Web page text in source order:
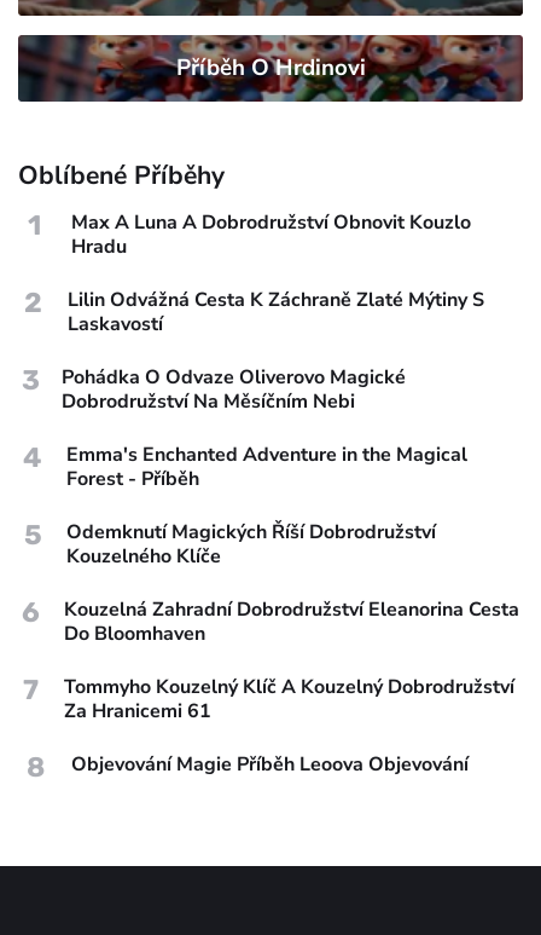
Příběh O Hrdinovi
Oblíbené Příběhy
1
Max A Luna A Dobrodružství Obnovit Kouzlo
Hradu
2
Lilin Odvážná Cesta K Záchraně Zlaté Mýtiny S
Laskavostí
3
Pohádka O Odvaze Oliverovo Magické
Dobrodružství Na Měsíčním Nebi
4
Emma's Enchanted Adventure in the Magical
Forest - Příběh
5
Odemknutí Magických Říší Dobrodružství
Kouzelného Klíče
6
Kouzelná Zahradní Dobrodružství Eleanorina Cesta
Do Bloomhaven
7
Tommyho Kouzelný Klíč A Kouzelný Dobrodružství
Za Hranicemi 61
8 Objevování Magie Příběh Leoova Objevování